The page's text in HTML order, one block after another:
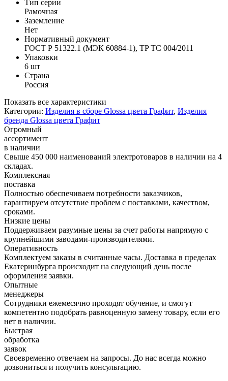
Тип серии
Рамочная
Заземление
Нет
Нормативный документ
ГОСТ Р 51322.1 (МЭК 60884-1), TP TС 004/2011
Упаковки
6 шт
Страна
Россия
Показать все характеристики
Категории: Изделия в сборе Glossa цвета Графит, Изделия
бренда Glossa цвета Графит
Огромный
ассортимент
в наличии
Свыше 450 000 наименований электротоваров в наличии на 4
складах.
Комплексная
поставка
Полностью обеспечиваем потребности заказчиков,
гарантируем отсутствие проблем с поставками, качеством,
сроками.
Низкие цены
Поддерживаем разумные цены за счет работы напрямую с
крупнейшими заводами-производителями.
Оперативность
Комплектуем заказы в считанные часы. Доставка в пределах
Екатеринбурга происходит на следующий день после
оформления заявки.
Опытные
менеджеры
Сотрудники ежемесячно проходят обучение, и смогут
компетентно подобрать равноценную замену товару, если его
нет в наличии.
Быстрая
обработка
заявок
Своевременно отвечаем на запросы. До нас всегда можно
дозвониться и получить консультацию.